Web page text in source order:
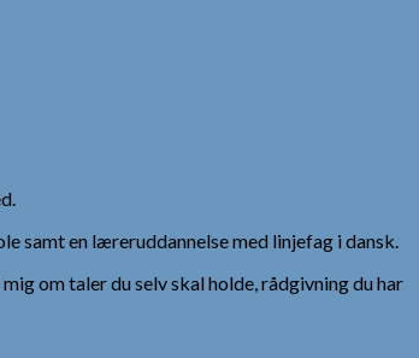
samt en læreruddannelse med linjefag i dansk.
om taler du selv skal holde, rådgivning du har